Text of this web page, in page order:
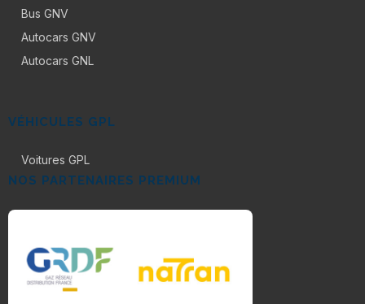
Bus GNV
Autocars GNV
Autocars GNL
VÉHICULES GPL
Voitures GPL
NOS PARTENAIRES PREMIUM